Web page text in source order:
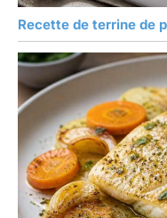
Recette de terrine de